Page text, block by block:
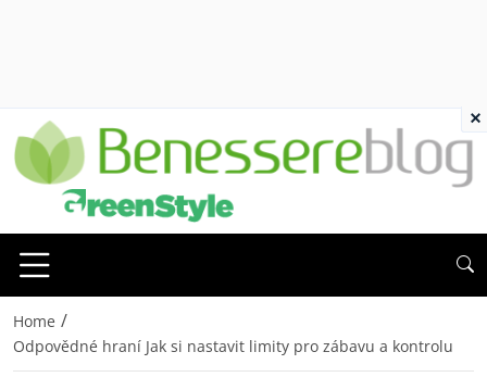
Home /
Odpovědné hraní Jak si nastavit limity pro zábavu a kontrolu
×